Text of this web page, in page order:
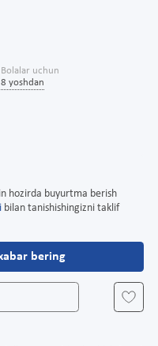
Bolalar uchun
8 yoshdan
hozirda buyurtma berish
bilan tanishishingizni taklif
bering